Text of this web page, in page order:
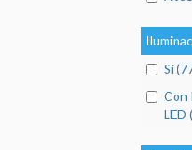
Si
Con
LED